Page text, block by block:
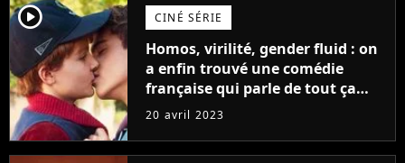
player2 CINÉ SÉRIE
Homos, virilité, gender fluid : on
a enfin trouvé une comédie
française qui parle de tout ça
sans être super ringarde
20 avril 2023